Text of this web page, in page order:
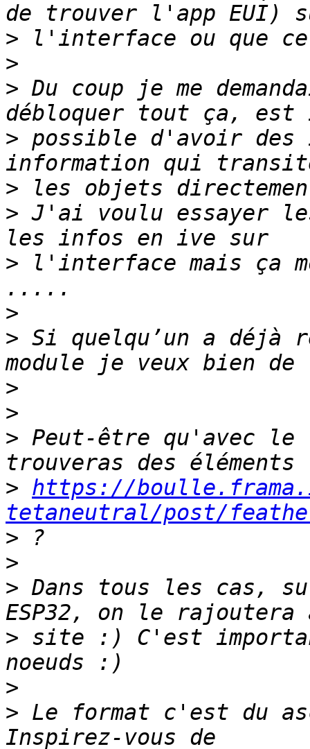
>
>
> Du coup je me
> possible d'avoir
>
> J'ai voulu essayer
> l'interface mais ça
>
> Si quelqu’un a déjà
>
>
> Peut-être qu'avec le
> https://
tetaneutral/post/
>
>
> Dans tous les cas,
> site :) C'est
>
> Le format c'est du